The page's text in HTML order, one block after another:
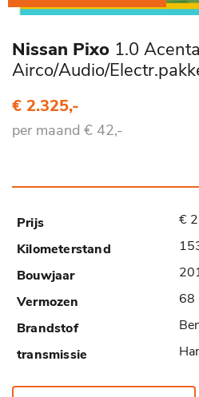
Nissan Pixo 1.0
Airco/Audio/
€ 2.325,-
per maand € 42,-
€
68